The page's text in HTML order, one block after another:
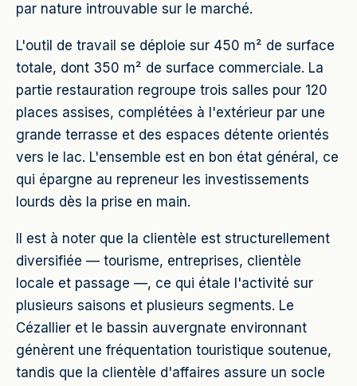
par nature introuvable sur le marché.
L'outil de travail se déploie sur 450 m² de surface
totale, dont 350 m² de surface commerciale. La
partie restauration regroupe trois salles pour 120
places assises, complétées à l'extérieur par une
grande terrasse et des espaces détente orientés
vers le lac. L'ensemble est en bon état général, ce
qui épargne au repreneur les investissements
lourds dès la prise en main.
Il est à noter que la clientèle est structurellement
diversifiée — tourisme, entreprises, clientèle
locale et passage —, ce qui étale l'activité sur
plusieurs saisons et plusieurs segments. Le
Cézallier et le bassin auvergnate environnant
génèrent une fréquentation touristique soutenue,
tandis que la clientèle d'affaires assure un socle